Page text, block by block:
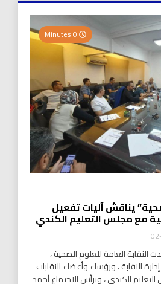
يناقش آليات تفعيل
مع مجلس التعليم الكندي
العامة للعلوم الصحية ،
النقابة ، ورؤساء وأعضاء النقابات
الكندي ، وترأس الاجتماع أحمد